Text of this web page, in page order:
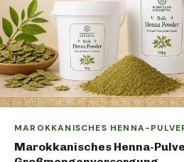
MAROKKANISCHES HENNA-
Marokkanisches Henna-